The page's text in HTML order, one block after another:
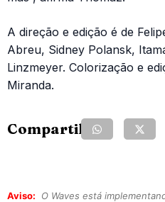
A direção e edição é de
Abreu, Sidney Polansk,
Linzmeyer. Colorização e
Miranda.
Compartilhe:
Aviso:
O Waves está